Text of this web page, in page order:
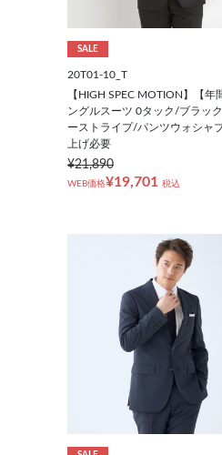
SALE
20T01-10_T
【HIGH SPEC MOTION】【年
ングルスーツ 0タック/ブラッ
ーストライプ/パンツウォシャ
上げ必要
¥21,890
WEB価格¥19,701 税込